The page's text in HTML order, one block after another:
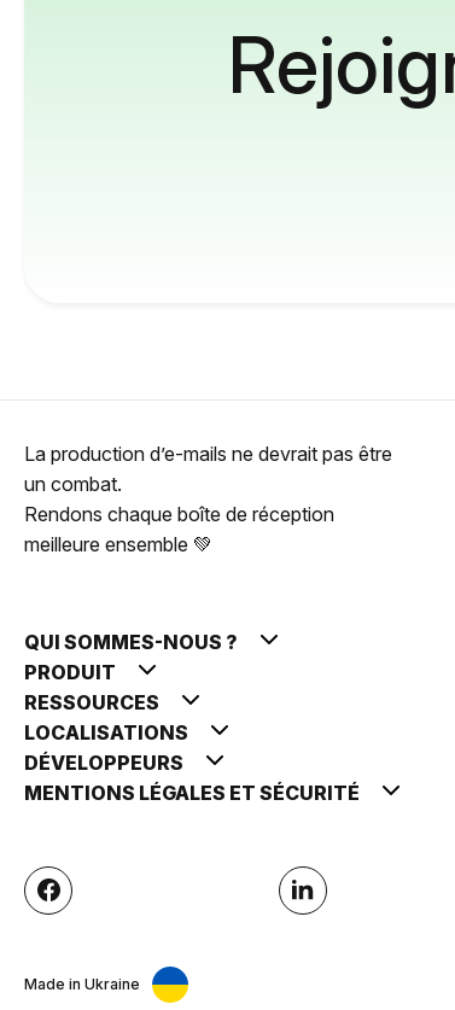
La production d’e-mails ne devrait pas être
un combat.
Rendons chaque boîte de réception
meilleure ensemble 💚
QUI SOMMES-NOUS ?
PRODUIT
RESSOURCES
LOCALISATIONS
DÉVELOPPEURS
MENTIONS LÉGALES ET SÉCURITÉ
Made in Ukraine